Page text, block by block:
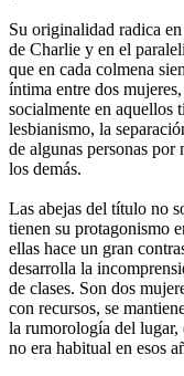
Su originalidad radica
de Charlie y en el
que en cada colmena
íntima entre dos
socialmente en aquellos
lesbianismo, la
de algunas personas
los demás.
Las abejas del título no
tienen su protagonismo
ellas hace un gran
desarrolla la
de clases. Son dos
con recursos, se
la rumorología del lugar,
no era habitual en esos